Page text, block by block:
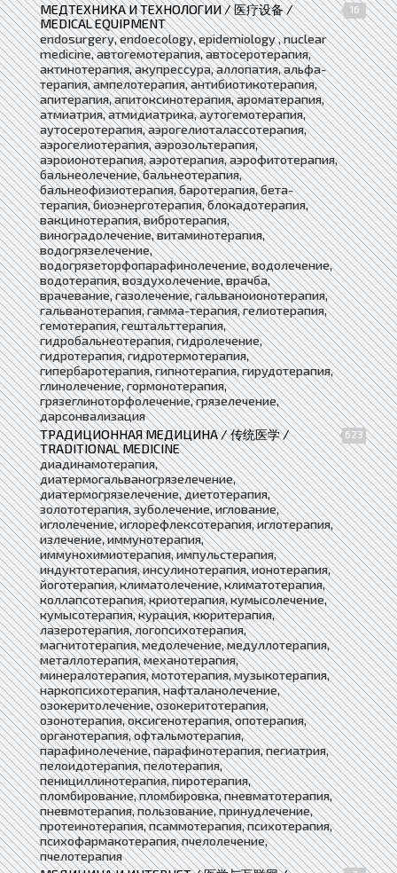
МЕДТЕХНИКА И ТЕХНОЛОГИИ / 医疗设备 /
MEDICAL EQUIPMENT
16
endosurgery, endoecology, epidemiology , nuclear
medicine, автогемотерапия, автосеротерапия,
актинотерапия, акупрессура, аллопатия, альфа-
терапия, ампелотерапия, антибиотикотерапия,
апитерапия, апитоксинотерапия, ароматерапия,
атмиатрия, атмидиатрика, аутогемотерапия,
аутосеротерапия, аэрогелиоталассотерапия,
аэрогелиотерапия, аэрозольтерапия,
аэроионотерапия, аэротерапия, аэрофитотерапия,
бальнеолечение, бальнеотерапия,
бальнеофизиотерапия, баротерапия, бета-
терапия, биоэнерготерапия, блокадотерапия,
вакцинотерапия, вибротерапия,
виноградолечение, витаминотерапия,
водогрязелечение,
водогрязеторфопарафинолечение, водолечение,
водотерапия, воздухолечение, врачба,
врачевание, газолечение, гальваноионотерапия,
гальванотерапия, гамма-терапия, гелиотерапия,
гемотерапия, гештальттерапия,
гидробальнеотерапия, гидролечение,
гидротерапия, гидротермотерапия,
гипербаротерапия, гипнотерапия, гирудотерапия,
глинолечение, гормонотерапия,
грязеглиноторфолечение, грязелечение,
дарсонвализация
ТРАДИЦИОННАЯ МЕДИЦИНА / 传统医学 /
TRADITIONAL MEDICINE
623
диадинамотерапия,
диатермогальваногрязелечение,
диатермогрязелечение, диетотерапия,
золототерапия, зуболечение, иглование,
иглолечение, иглорефлексотерапия, иглотерапия,
излечение, иммунотерапия,
иммунохимиотерапия, импульстерапия,
индуктотерапия, инсулинотерапия, ионотерапия,
йоготерапия, климатолечение, климатотерапия,
коллапсотерапия, криотерапия, кумысолечение,
кумысотерапия, курация, кюритерапия,
лазеротерапия, логопсихотерапия,
магнитотерапия, медолечение, медуллотерапия,
металлотерапия, механотерапия,
минералотерапия, мототерапия, музыкотерапия,
наркопсихотерапия, нафталанолечение,
озокеритолечение, озокеритотерапия,
озонотерапия, оксигенотерапия, опотерапия,
органотерапия, офтальмотерапия,
парафинолечение, парафинотерапия, пегиатрия,
пелоидотерапия, пелотерапия,
пенициллинотерапия, пиротерапия,
пломбирование, пломбировка, пневматотерапия,
пневмотерапия, пользование, принудлечение,
протеинотерапия, псаммотерапия, психотерапия,
психофармакотерапия, пчелолечение,
пчелотерапия